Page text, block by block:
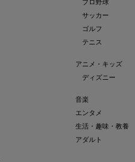
プロ野球
サッカー
ゴルフ
テニス
アニメ・キッズ
ディズニー
音楽
エンタメ
生活・趣味・教養
アダルト